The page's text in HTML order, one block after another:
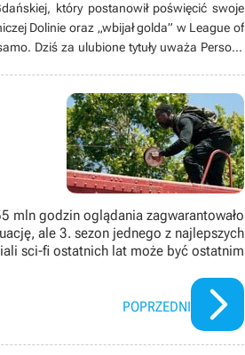
który postanowił poświęcić swoje
Dolinie oraz „wbijał golda” w League of
Dziś za ulubione tytuły uważa Persony
mln godzin oglądania zagwarantowało
ale 3. sezon jednego z najlepszych
sci-fi ostatnich lat może być ostatnim
POPRZEDNI